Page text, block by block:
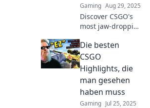
Gaming Aug 29, 2025
Discover CSGO's
most jaw-dropping
leave you
speechless! Dive
into highlights
that redefine
gaming
excitement.
Die besten
CSGO
Highlights, die
man gesehen
haben muss
Gaming Jul 25, 2025